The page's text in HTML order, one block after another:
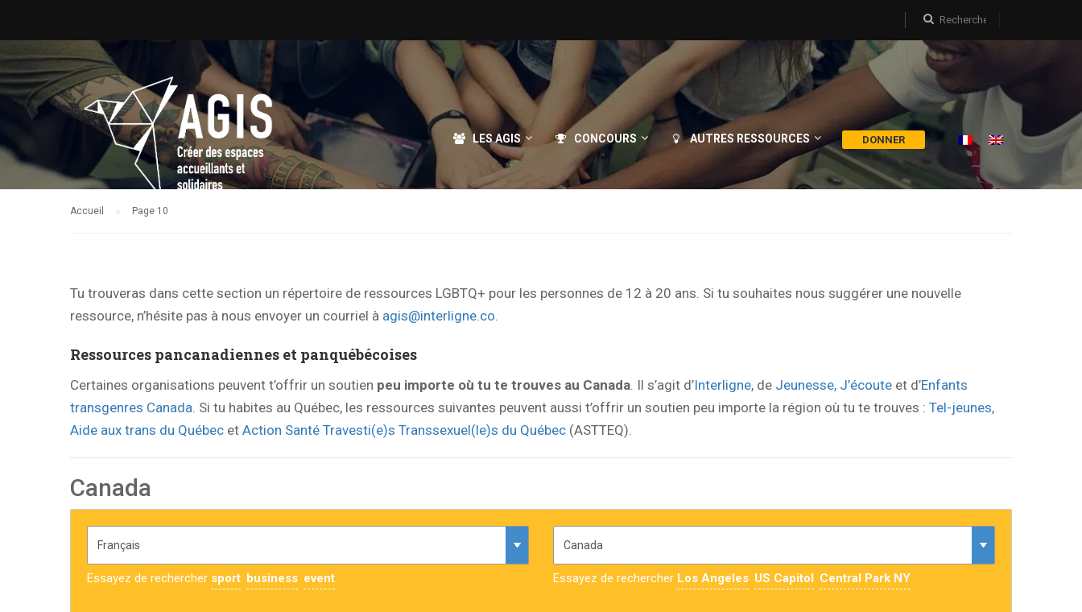
LES AGIS CONCOURS AUTRES RESSOURCES DONNER
Accueil Page 10
Tu trouveras dans cette section un répertoire de ressources LGBTQ+ pour les personnes de 12 à 20 ans. Si tu souhaites nous suggérer une nouvelle
ressource, n’hésite pas à nous envoyer un courriel à agis@interligne.co.
Ressources pancanadiennes et panquébécoises
Certaines organisations peuvent t’offrir un soutien peu importe où tu te trouves au Canada. Il s’agit d’Interligne, de Jeunesse, J’écoute et d’Enfants
transgenres Canada. Si tu habites au Québec, les ressources suivantes peuvent aussi t’offrir un soutien peu importe la région où tu te trouves : Tel-jeunes,
Aide aux trans du Québec et Action Santé Travesti(e)s Transsexuel(le)s du Québec (ASTTEQ).
Canada
Essayez de rechercher sport business event Essayez de rechercher Los Angeles US Capitol Central Park NY